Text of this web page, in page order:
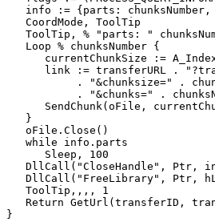
info := {parts:
   CoordMode, ToolTip
ToolTip, % "parts: "
   Loop % chunksNumber {
currentChunkSize :=
link := transferURL .
. "&chunksize=" .
. "&chunks=" .
SendChunk(oFile,
   }
   oFile.Close()
   while info.parts
      Sleep, 100
DllCall("CloseHandle", Ptr,
DllCall("FreeLibrary", Ptr,
   ToolTip,,,, 1
Return GetUrl(transferID,
}